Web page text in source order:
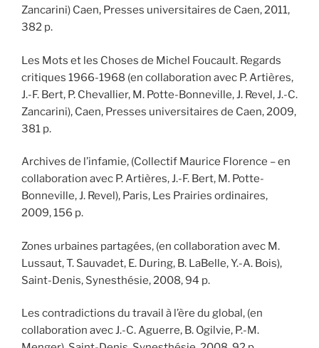
Zancarini) Caen, Presses universitaires de Caen, 2011,
382 p.
Les Mots et les Choses de Michel Foucault. Regards
critiques 1966-1968 (en collaboration avec P. Artières,
J.-F. Bert, P. Chevallier, M. Potte-Bonneville, J. Revel, J.-C.
Zancarini), Caen, Presses universitaires de Caen, 2009,
381 p.
Archives de l’infamie, (Collectif Maurice Florence – en
collaboration avec P. Artières, J.-F. Bert, M. Potte-
Bonneville, J. Revel), Paris, Les Prairies ordinaires,
2009, 156 p.
Zones urbaines partagées, (en collaboration avec M.
Lussaut, T. Sauvadet, E. During, B. LaBelle, Y.-A. Bois),
Saint-Denis, Synesthésie, 2008, 94 p.
Les contradictions du travail à l’ère du global, (en
collaboration avec J.-C. Aguerre, B. Ogilvie, P.-M.